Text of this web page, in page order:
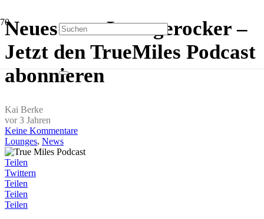
Neues vom Loungerocker –
Jetzt den TrueMiles Podcast
abonnieren
Kai Berke
vor 3 Jahren
Keine Kommentare
Lounges, News
Teilen
Twittern
Teilen
Teilen
Teilen